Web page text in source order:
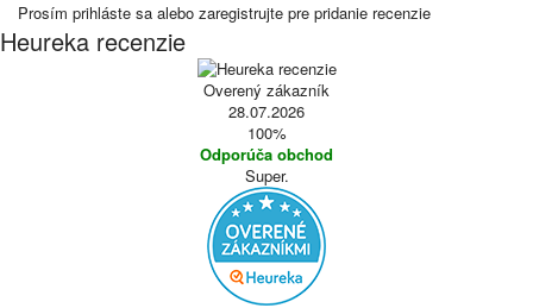
Prosím prihláste sa alebo zaregistrujte pre pridanie recenzie
Heureka recenzie
Overený zákazník
28.07.2026
100%
Odporúča obchod
Super.